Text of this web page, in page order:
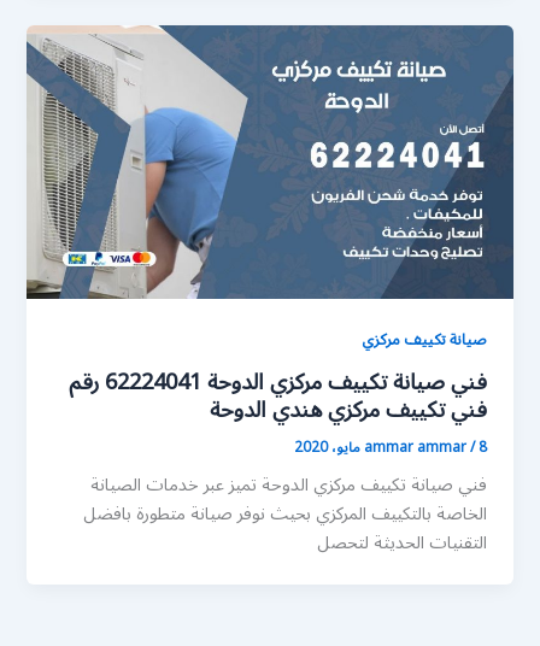
صيانة تكييف مركزي
فني صيانة تكييف مركزي الدوحة 62224041 رقم
فني تكييف مركزي هندي الدوحة
ammar ammar/8 مايو، 2020
فني صيانة تكييف مركزي الدوحة تميز عبر خدمات الصيانة
الخاصة بالتكييف المركزي بحيث نوفر صيانة متطورة بافضل
التقنيات الحديثة لتحصل